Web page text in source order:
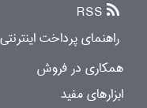
RSS
راهنمای پرداخت اینترنتی
همکاری در فروش
ابزارهای مفید